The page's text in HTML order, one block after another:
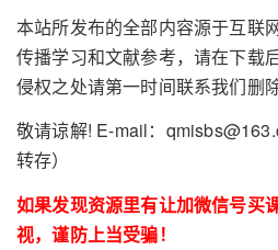
本站所发布的全部内容源于互联
传播学习和文献参考，请在下载
侵权之处请第一时间联系我们删除
敬请谅解! E-mail：
转存）
如果发现资源里有让加微信号买
视，谨防上当受骗！